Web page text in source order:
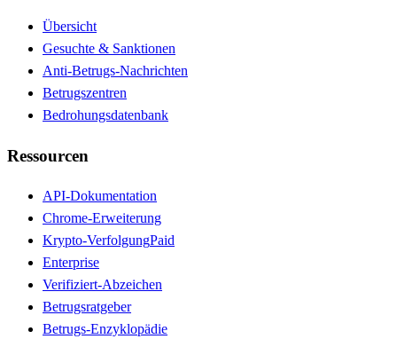
Übersicht
Gesuchte & Sanktionen
Anti-Betrugs-Nachrichten
Betrugszentren
Bedrohungsdatenbank
Ressourcen
API-Dokumentation
Chrome-Erweiterung
Krypto-VerfolgungPaid
Enterprise
Verifiziert-Abzeichen
Betrugsratgeber
Betrugs-Enzyklopädie